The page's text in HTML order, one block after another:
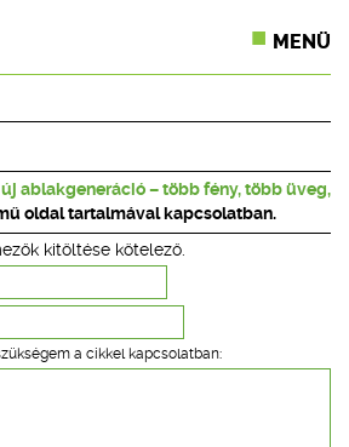
MENÜ
TERMÉKKIÍRÁS
JOG
KÉPZÉSEK
SEGÉDLETEK
új ablakgeneráció – több fény, több üveg,
oldal tartalmával kapcsolatban.
kitöltése kötelező.
a cikkel kapcsolatban: